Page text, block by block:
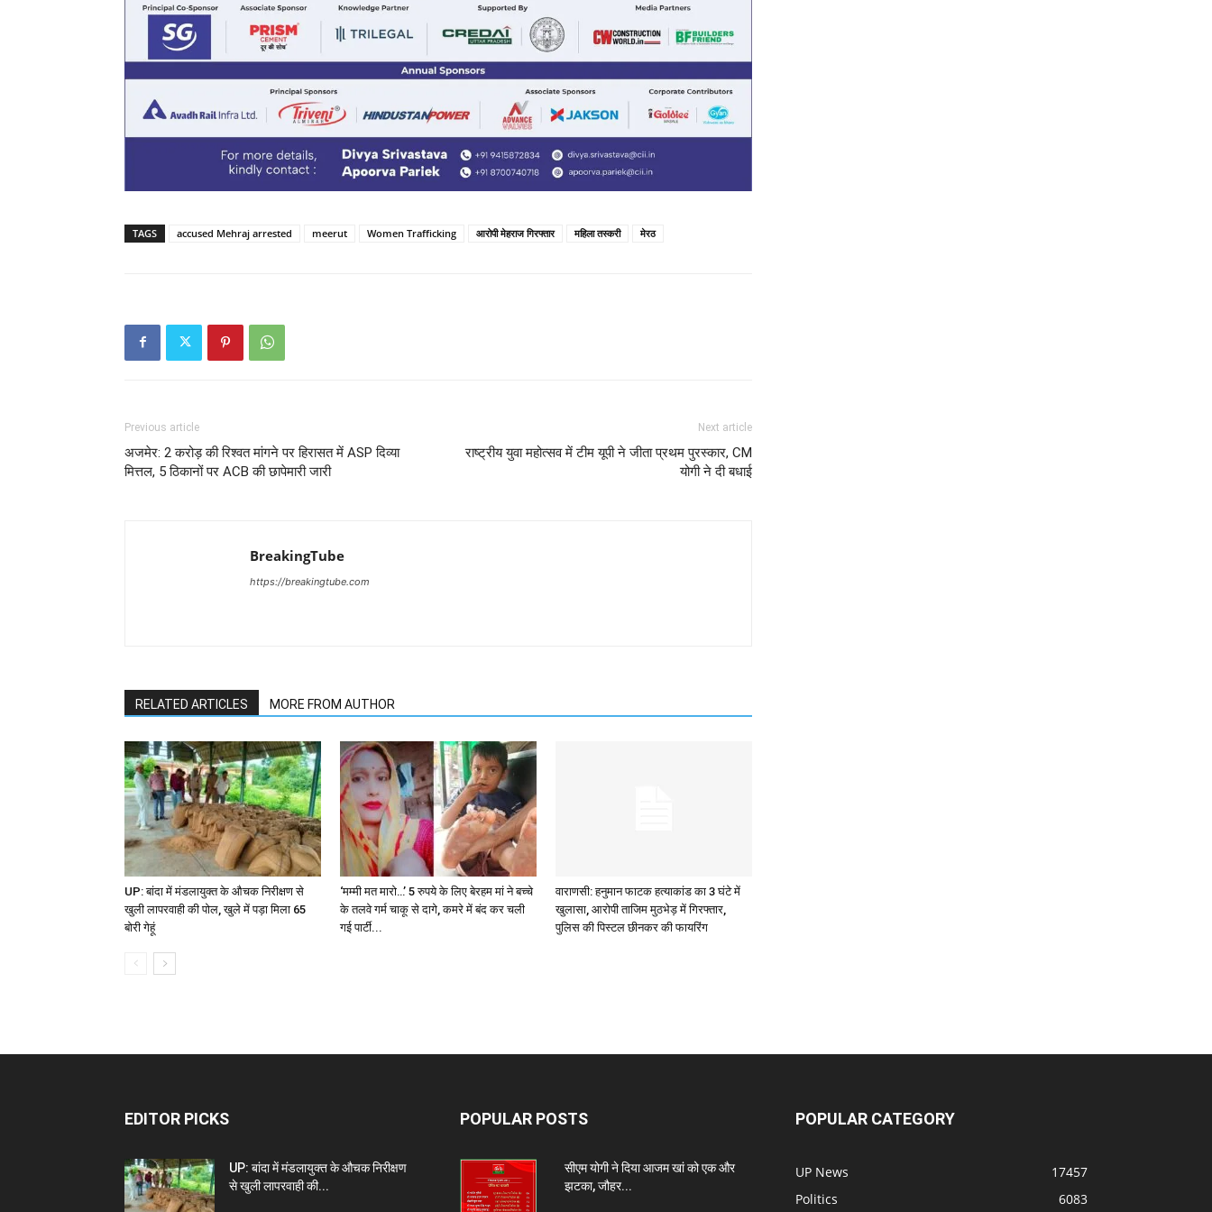
TAGS accused Mehraj arrested meerut Women Trafficking आरोपी मेहराज गिरफ्तार महिला तस्करी मेरठ
Previous article
अजमेर: 2 करोड़ की रिश्वत मांगने पर हिरासत में ASP दिव्या
मित्तल, 5 ठिकानों पर ACB की छापेमारी जारी
Next article
राष्ट्रीय युवा महोत्सव में टीम यूपी ने जीता प्रथम पुरस्कार, CM
योगी ने दी बधाई
BreakingTube
https://breakingtube.com
RELATED ARTICLES MORE FROM AUTHOR
UP: बांदा में मंडलायुक्त के औचक निरीक्षण से
खुली लापरवाही की पोल, खुले में पड़ा मिला 65
बोरी गेहूं
‘मम्मी मत मारो…’ 5 रुपये के लिए बेरहम मां ने बच्चे
के तलवे गर्म चाकू से दागे, कमरे में बंद कर चली
गई पार्टी...
वाराणसी: हनुमान फाटक हत्याकांड का 3 घंटे में
खुलासा, आरोपी ताजिम मुठभेड़ में गिरफ्तार,
पुलिस की पिस्टल छीनकर की फायरिंग
EDITOR PICKS
UP: बांदा में मंडलायुक्त के औचक निरीक्षण
से खुली लापरवाही की...
POPULAR POSTS
सीएम योगी ने दिया आजम खां को एक और
झटका, जौहर...
POPULAR CATEGORY
UP News
17457
Politics
6083